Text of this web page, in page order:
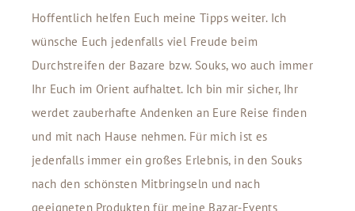
Hoffentlich helfen Euch meine Tipps weiter. Ich
wünsche Euch jedenfalls viel Freude beim
Durchstreifen der Bazare bzw. Souks, wo auch immer
Ihr Euch im Orient aufhaltet. Ich bin mir sicher, Ihr
werdet zauberhafte Andenken an Eure Reise finden
und mit nach Hause nehmen. Für mich ist es
jedenfalls immer ein großes Erlebnis, in den Souks
nach den schönsten Mitbringseln und nach
geeigneten Produkten für meine Bazar-Events